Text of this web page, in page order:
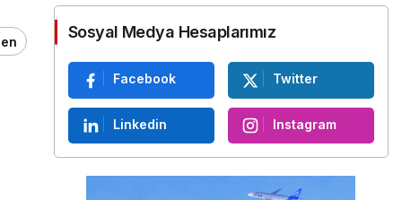
Sosyal Medya Hesaplarımız
Facebook Twitter
Linkedin Instagram